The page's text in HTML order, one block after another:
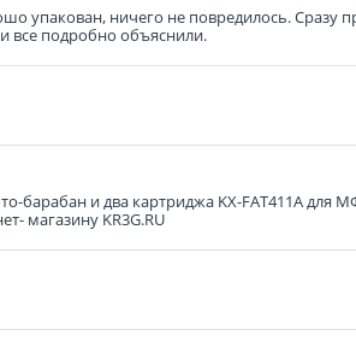
упакован, ничего не повредилось. Сразу
все подробно объяснили.
барабан и два картриджа KX-FAT411A
магазину KR3G.RU